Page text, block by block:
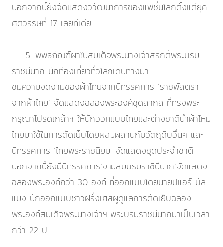
นอกจากนี้ยังจัดแสดงวิวัฒนาการของแฟชั่นโลกตั้งแต่ยุค
ศตวรรษที่ 17 เลยทีเดีย
5. พิพิธภัณฑ์ผ้าในสมเด็จพระนางเจ้าสิริกิติ์พระบรม
ราชินีนาถ นักท่องเที่ยวทั่วโลกเดินทางมา
ชมความงดงามของผ้าไทยจากนิทรรศการ ‘ราชพัสตรา
จากผ้าไทย’ จัดแสดงฉลองพระองค์ชุดสากล ที่ทรงพระ
กรุณาโปรดเกล้าฯ ให้นักออกแบบไทยและต่างชาตินำผ้าไหม
ไทยมาใช้ในการตัดเย็บโดยผสมผสานกับวัตถุดิบอื่นๆ และ
นิทรรศการ ‘ไทยพระราชนิยม’ จัดแสดงชุดประจำชาติ
นอกจากนี้ยังมีนิทรรศการ‘งามสมบรมราชินีนาถ’จัดแสดง
ฉลองพระองค์กว่า 30 องค์ ที่ออกแบบโดยนายปิแอร์ บัล
แมง นักออกแบบชาวฝรั่งเศสผู้ดูแลการตัดเย็บฉลอง
พระองค์สมเด็จพระนางเจ้าฯ พระบรมราชินีนาถมาเป็นเวลา
กว่า 22 ปี